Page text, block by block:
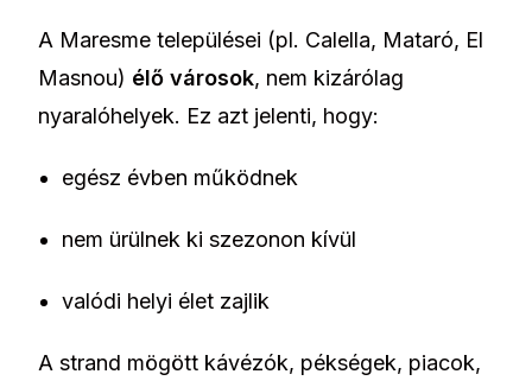
A Maresme települései (pl. Calella, Mataró, El
Masnou) élő városok, nem kizárólag
nyaralóhelyek. Ez azt jelenti, hogy:
egész évben működnek
nem ürülnek ki szezonon kívül
valódi helyi élet zajlik
A strand mögött kávézók, pékségek, piacok,